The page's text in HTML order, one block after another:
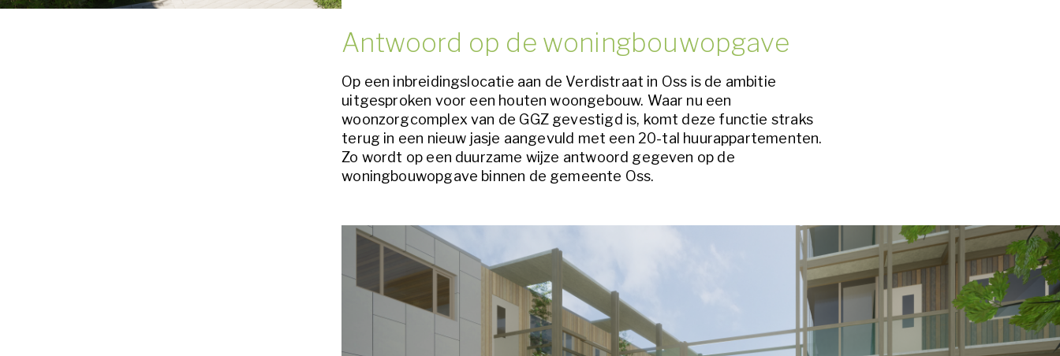
Antwoord op de woningbouwopgave
Op een inbreidingslocatie aan de Verdistraat in Oss is de ambitie
uitgesproken voor een houten woongebouw. Waar nu een
woonzorgcomplex van de GGZ gevestigd is, komt deze functie straks
terug in een nieuw jasje aangevuld met een 20-tal huurappartementen.
Zo wordt op een duurzame wijze antwoord gegeven op de
woningbouwopgave binnen de gemeente Oss.